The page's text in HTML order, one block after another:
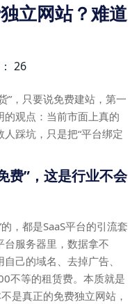
立网站？难道
26
”，只要说免费建站，第一
观点：当前市面上真的
踩坑，只是把“平台绑定
费”，这是行业不会
，都是SaaS平台的引流套
台服务器里，数据拿不
己的域名、去掉广告、
不等的租赁费。本质就是
是真正的免费独立网站，